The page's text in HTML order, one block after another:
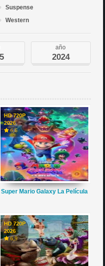
Suspense
Western
año
2024
HD 720P
2026
6,6
Super Mario Galaxy La Película
HD 720P
2026
6,9